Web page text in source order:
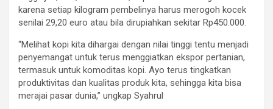
karena setiap kilogram pembelinya harus merogoh kocek
senilai 29,20 euro atau bila dirupiahkan sekitar Rp450.000.
“Melihat kopi kita dihargai dengan nilai tinggi tentu menjadi
penyemangat untuk terus menggiatkan ekspor pertanian,
termasuk untuk komoditas kopi. Ayo terus tingkatkan
produktivitas dan kualitas produk kita, sehingga kita bisa
merajai pasar dunia,” ungkap Syahrul